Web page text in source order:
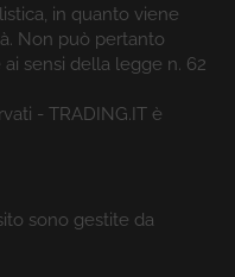
in quanto viene
Non può pertanto
sensi della legge n. 62
- TRADING.IT è
sono gestite da